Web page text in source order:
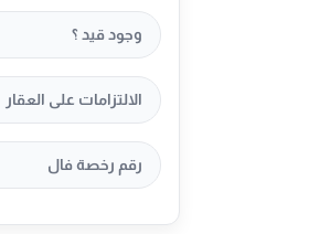
وجود قيد ؟
الالتزامات على العقار
رقم رخصة فال